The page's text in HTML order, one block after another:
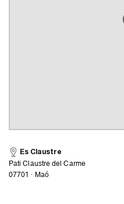
Es Claustre
Pati Claustre del Carme
07701 · Maó